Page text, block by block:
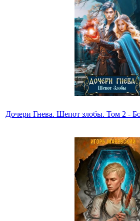
Дочери Гнева. Шепот злобы. Том 2 -